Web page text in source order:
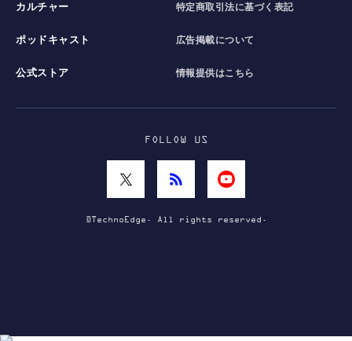
カルチャー
ポッドキャスト
公式ストア
特定商取引法に基づく表記
広告掲載について
情報提供はこちら
FOLLOW US
©TechnoEdge. All rights reserved.